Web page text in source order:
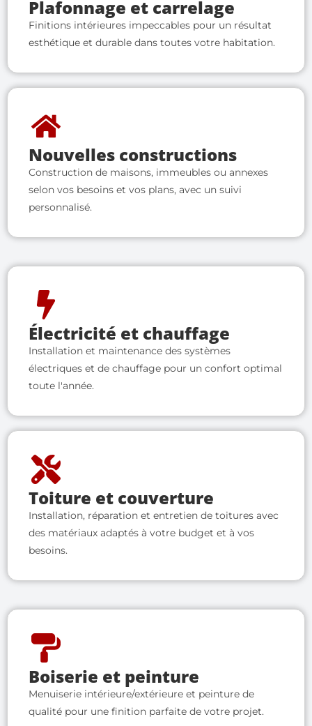
Plafonnage et carrelage
Finitions intérieures impeccables pour un résultat
esthétique et durable dans toutes votre habitation.
Nouvelles constructions
Construction de maisons, immeubles ou annexes
selon vos besoins et vos plans, avec un suivi
personnalisé.
Électricité et chauffage
Installation et maintenance des systèmes
électriques et de chauffage pour un confort optimal
toute l'année.
Toiture et couverture
Installation, réparation et entretien de toitures avec
des matériaux adaptés à votre budget et à vos
besoins.
Boiserie et peinture
Menuiserie intérieure/extérieure et peinture de
qualité pour une finition parfaite de votre projet.